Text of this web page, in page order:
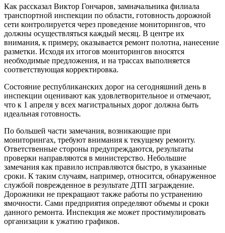
Как рассказал Виктор Гончаров, замначальника филиала
транспортной инспекции по области, готовность дорожной
сети контролируется через проведение мониторингов, что
должны осуществляться каждый месяц. В центре их
внимания, к примеру, оказывается ремонт полотна, нанесение
разметки. Исходя их итогов мониторингов вносятся
необходимые предложения, и на трассах выполняется
соответствующая корректировка.
Состояние республиканских дорог на сегодняшний день в
инспекции оценивают как удовлетворительное и отмечают,
что к 1 апреля у всех магистральных дорог должна быть
идеальная готовность.
По большей части замечания, возникающие при
мониторингах, требуют внимания к текущему ремонту.
Ответственные стороны предупреждаются, результаты
проверки направляются в министерство. Небольшие
замечания как правило исправляются быстро, в указанные
сроки. К таким случаям, например, относится, обнаруженное
службой поврежденное в результате ДТП заграждение.
Дорожники не прекращают также работы по устранению
ямочности. Сами предприятия определяют объемы и сроки
данного ремонта. Инспекция же может простимулировать
организации к ужатию графиков.